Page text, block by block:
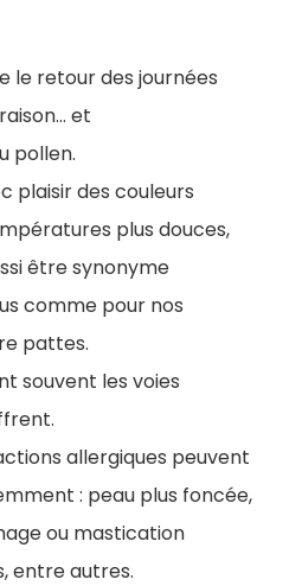
le retour des journées
et
pollen.
plaisir des couleurs
plus douces,
être synonyme
comme pour nos
pattes.
souvent les voies
allergiques peuvent
: peau plus foncée,
ou mastication
entre autres.